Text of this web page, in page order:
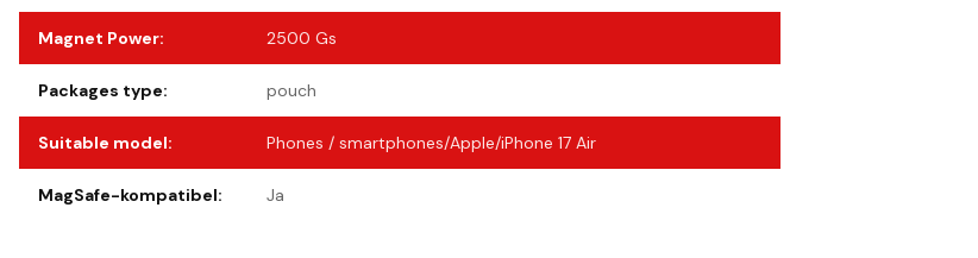
Magnet Power: 2500 Gs
Packages type: pouch
Suitable model: Phones / smartphones/Apple/iPhone 17 Air
MagSafe-kompatibel: Ja